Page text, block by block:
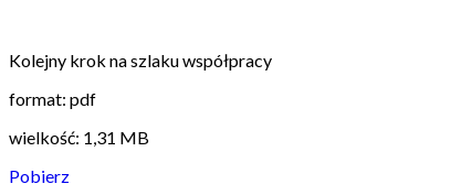
Kolejny krok na szlaku współpracy
format: pdf
wielkość: 1,31 MB
Pobierz